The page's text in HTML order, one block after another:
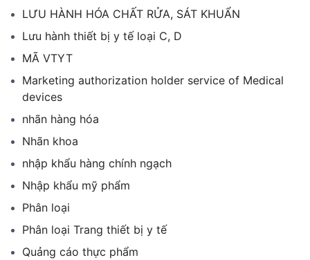
LƯU HÀNH HÓA CHẤT RỬA, SÁT KHUẨN
Lưu hành thiết bị y tế loại C, D
MÃ VTYT
Marketing authorization holder service of Medical
devices
nhãn hàng hóa
Nhãn khoa
nhập khẩu hàng chính ngạch
Nhập khẩu mỹ phẩm
Phân loại
Phân loại Trang thiết bị y tế
Quảng cáo thực phẩm